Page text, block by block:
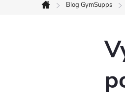
Domov
Blog GymSupps